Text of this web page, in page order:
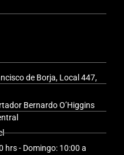
de Borja, Local 447,
Bernardo O’Higgins
hrs - Domingo: 10:00 a